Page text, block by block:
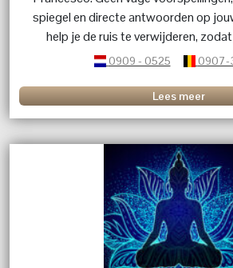
spiegel en directe antwoorden op
help je de ruis te verwijderen,
inzicht weer de regie
0909 - 0525 0907-
Lees meer